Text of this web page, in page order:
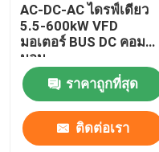
AC-DC-AC ไดรฟ์เดียว
5.5-600kW VFD
มอเตอร์ BUS DC คอม
มอน
ราคาถูกที่สุด
ติดต่อเรา